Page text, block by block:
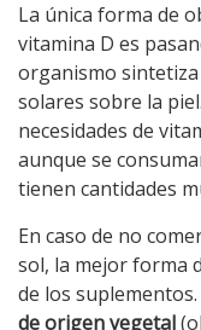
La única forma de
vitamina D es
organismo
solares sobre la
necesidades de
aunque se
tienen cantidades
En caso de no
sol, la mejor forma
de los
de origen vegetal